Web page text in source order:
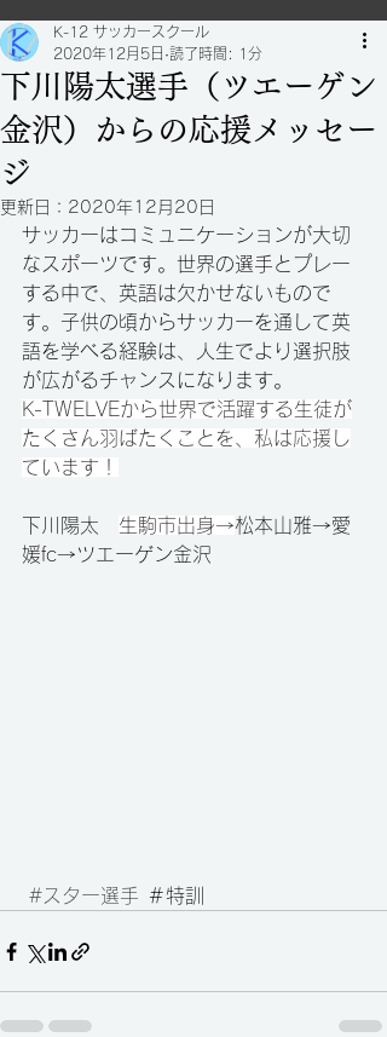
下川陽太選手（ツエーゲン
金沢）からの応援メッセー
ジ
K-12 サッカースクール
2020年12月5日 読了時間: 1分
更新日： 2020年12月20日
サッカーはコミュニケーションが大切
なスポーツです。世界の選手とプレー
する中で、英語は欠かせないもので
す。子供の頃からサッカーを通して英
語を学べる経験は、人生でより選択肢
が広がるチャンスになります。
K-TWELVEから世界で活躍する生徒が
たくさん羽ばたくことを、私は応援し
ています！
下川陽太 生駒市出身→松本山雅→愛
媛fc→ツエーゲン金沢
#スター選手 ＃特訓